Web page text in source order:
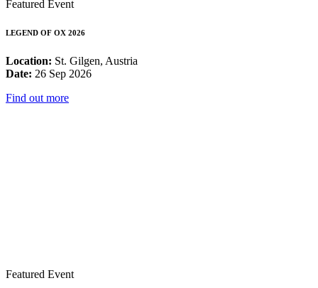
Featured Event
LEGEND OF OX 2026
Location: St. Gilgen, Austria
Date: 26 Sep 2026
Find out more
Featured Event